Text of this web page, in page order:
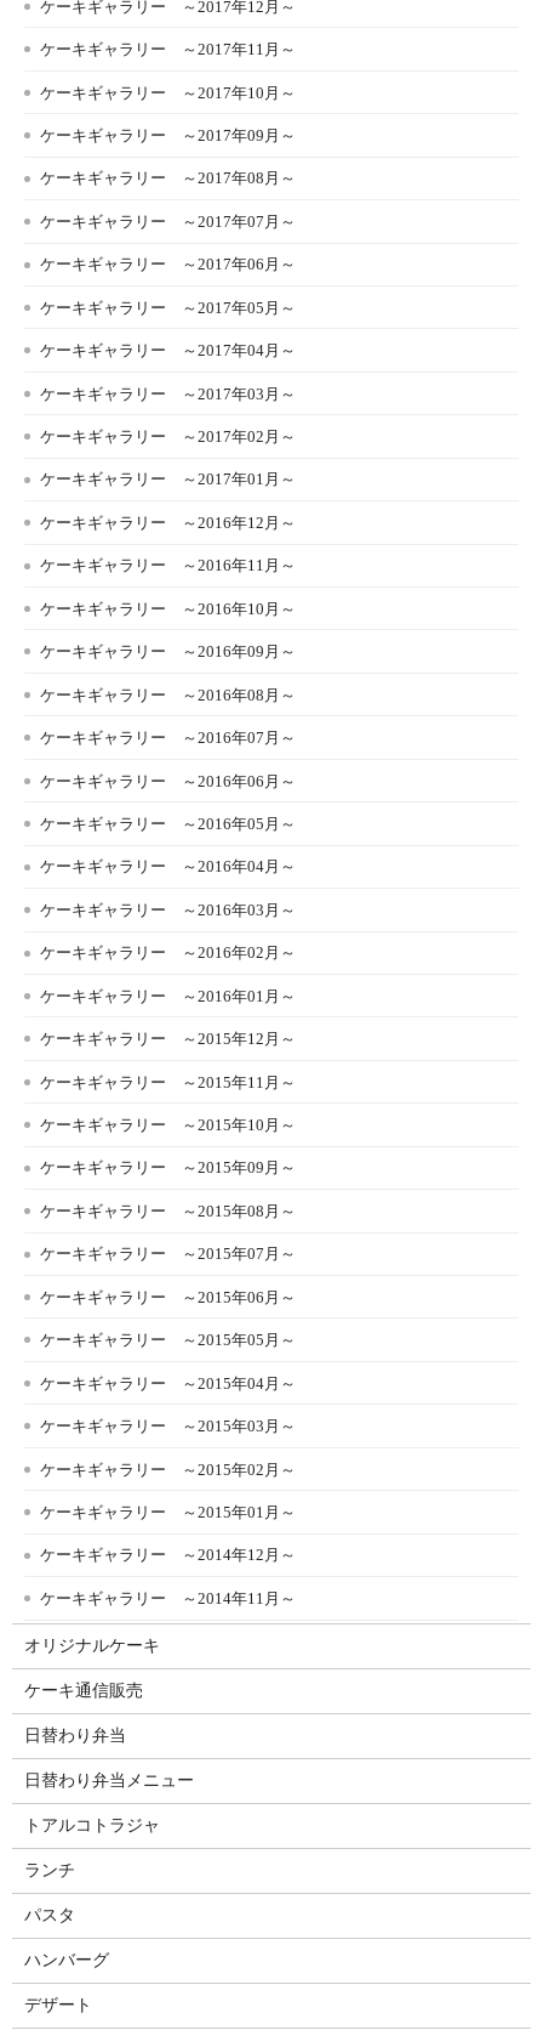
ケーキギャラリー ～2017年12月～
ケーキギャラリー ～2017年11月～
ケーキギャラリー ～2017年10月～
ケーキギャラリー ～2017年09月～
ケーキギャラリー ～2017年08月～
ケーキギャラリー ～2017年07月～
ケーキギャラリー ～2017年06月～
ケーキギャラリー ～2017年05月～
ケーキギャラリー ～2017年04月～
ケーキギャラリー ～2017年03月～
ケーキギャラリー ～2017年02月～
ケーキギャラリー ～2017年01月～
ケーキギャラリー ～2016年12月～
ケーキギャラリー ～2016年11月～
ケーキギャラリー ～2016年10月～
ケーキギャラリー ～2016年09月～
ケーキギャラリー ～2016年08月～
ケーキギャラリー ～2016年07月～
ケーキギャラリー ～2016年06月～
ケーキギャラリー ～2016年05月～
ケーキギャラリー ～2016年04月～
ケーキギャラリー ～2016年03月～
ケーキギャラリー ～2016年02月～
ケーキギャラリー ～2016年01月～
ケーキギャラリー ～2015年12月～
ケーキギャラリー ～2015年11月～
ケーキギャラリー ～2015年10月～
ケーキギャラリー ～2015年09月～
ケーキギャラリー ～2015年08月～
ケーキギャラリー ～2015年07月～
ケーキギャラリー ～2015年06月～
ケーキギャラリー ～2015年05月～
ケーキギャラリー ～2015年04月～
ケーキギャラリー ～2015年03月～
ケーキギャラリー ～2015年02月～
ケーキギャラリー ～2015年01月～
ケーキギャラリー ～2014年12月～
ケーキギャラリー ～2014年11月～
オリジナルケーキ
ケーキ通信販売
日替わり弁当
日替わり弁当メニュー
トアルコトラジャ
ランチ
パスタ
ハンバーグ
デザート